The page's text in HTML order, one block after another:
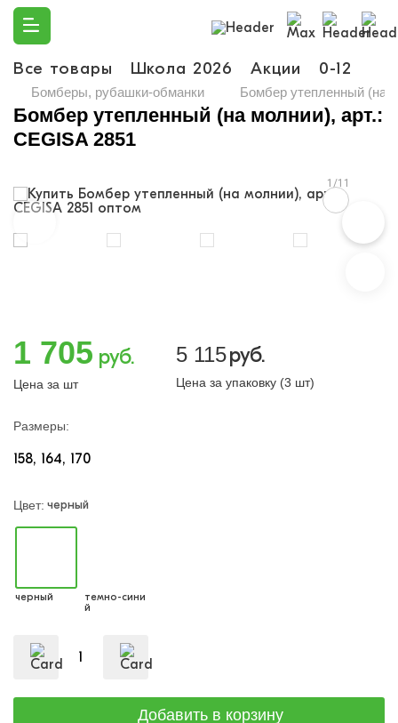
Все товары Школа 2026 Акции 0-12
Бомберы, рубашки-обманки Бомбер утепленный (на
Бомбер утепленный (на молнии), арт.:
CEGISA 2851
1/11
1 705 руб.
Цена за шт
5 115руб.
Цена за упаковку (3 шт)
Размеры:
158 164 170
Цвет: черный
черный
темно-сини
й